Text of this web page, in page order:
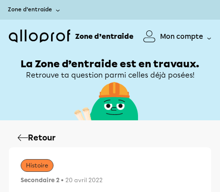
Zone d’entraide
Zone d’entraide Mon compte
La Zone d’entraide est en travaux.
Retrouve ta question parmi celles déjà posées!
Retour
Histoire
Secondaire 2 • 20 avril 2022